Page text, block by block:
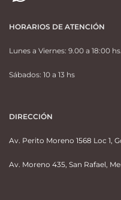
HORARIOS DE ATENCIÓN
Lunes a Viernes: 9.00 a 18:00 hs.
Sábados: 10 a 13 hs
DIRECCIÓN
Av. Perito Moreno 1568 Loc 1,
Av. Moreno 435, San Rafael,